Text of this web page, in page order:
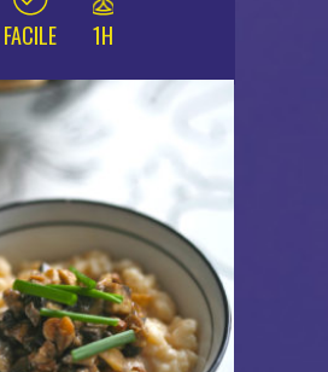
FACILE 1H